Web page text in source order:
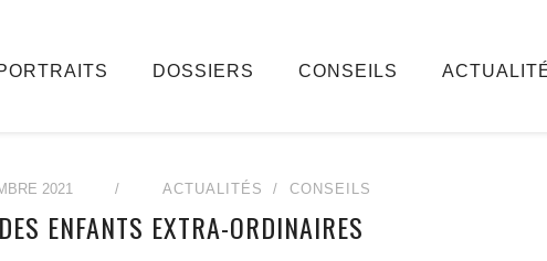
DOSSIERS CONSEILS
2021 / ACTUALITÉS CONSEILS
ENFANTS EXTRA-ORDINAIRES